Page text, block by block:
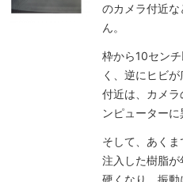
のカメラ付近
ん。
枠から10セン
く、逆にヒビ
付近は、カメ
ンピューターに
そして、あくま
注入した樹脂が
硬くなり、振